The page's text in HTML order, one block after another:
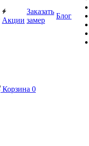
Акции
Заказать
замер
Блог
Корзина 0